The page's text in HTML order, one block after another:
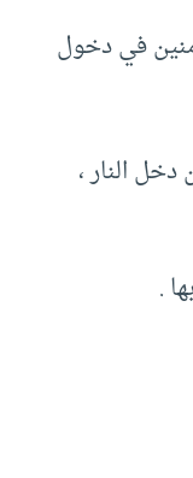
في دخول
النار ،